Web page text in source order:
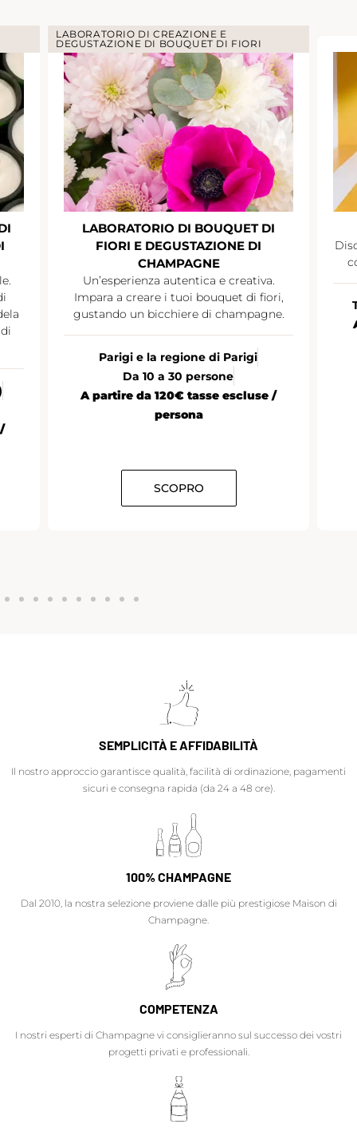
LABORATORIO DI CREAZIONE E
DEGUSTAZIONE DI BOUQUET DI FIORI
LABORATORIO DI BOUQUET DI
FIORI E DEGUSTAZIONE DI
CHAMPAGNE
Un’esperienza autentica e creativa.
Impara a creare i tuoi bouquet di fiori,
gustando un bicchiere di champagne.
Parigi e la regione di Parigi
Da 10 a 30 persone
A partire da 120€ tasse escluse /
persona
SCOPRO
SEMPLICITÀ E AFFIDABILITÀ
Il nostro approccio garantisce qualità, facilità di ordinazione, pagamenti
sicuri e consegna rapida (da 24 a 48 ore).
100% CHAMPAGNE
Dal 2010, la nostra selezione proviene dalle più prestigiose Maison di
Champagne.
COMPETENZA
I nostri esperti di Champagne vi consiglieranno sul successo dei vostri
progetti privati e professionali.